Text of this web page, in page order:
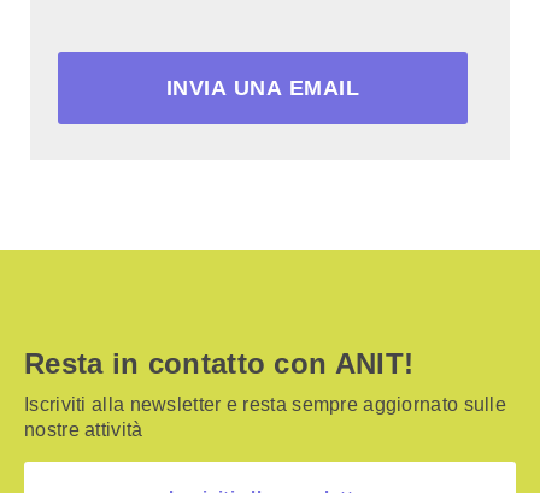
INVIA UNA EMAIL
Resta in contatto con ANIT!
Iscriviti alla newsletter e resta sempre aggiornato sulle
nostre attività